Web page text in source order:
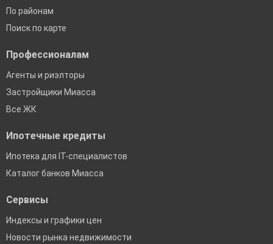
По районам
Поиск по карте
Профессионалам
Агенты и риэлторы
Застройщики Миасса
Все ЖК
Ипотечные кредиты
Ипотека для IT-специалистов
Каталог банков Миасса
Сервисы
Индексы и графики цен
Новости рынка недвижимости